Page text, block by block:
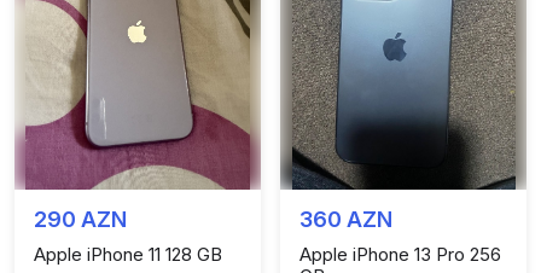
290 AZN
Apple iPhone 11 128 GB
360 AZN
Apple iPhone 13 Pro 256